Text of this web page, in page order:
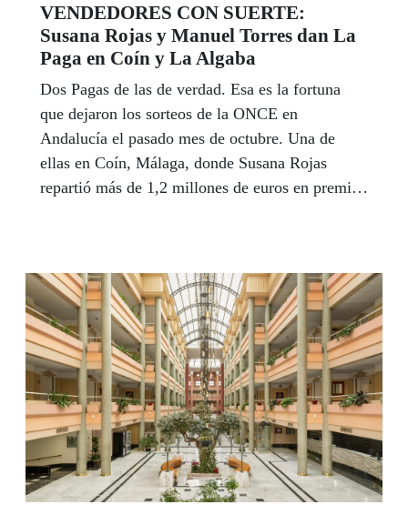
VENDEDORES CON SUERTE:
Susana Rojas y Manuel Torres dan La
Paga en Coín y La Algaba
Dos Pagas de las de verdad. Esa es la fortuna
que dejaron los sorteos de la ONCE en
Andalucía el pasado mes de octubre. Una de
ellas en Coín, Málaga, donde Susana Rojas
repartió más de 1,2 millones de euros en premios
premiados con 35.000 euros y La Paga de los
3.000 euros al mes durante 25 años que ofrece la
ONCE en sus sorteos ordinarios de lunes a
jueves.